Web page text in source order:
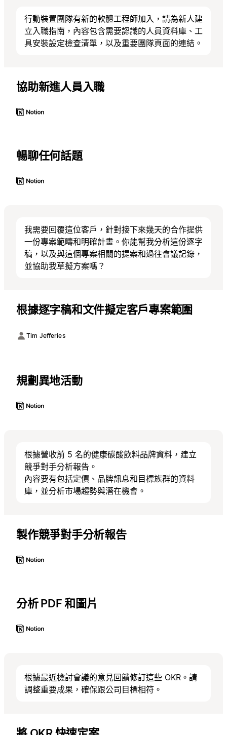
行動裝置團隊有新的軟體工程師加入，請為新人建
立入職指南，內容包含需要認識的人員資料庫、工
具安裝設定檢查清單，以及重要團隊頁面的連結。
協助新進人員入職
暢聊任何話題
我需要回覆這位客戶，針對接下來幾天的合作提供
一份專案範疇和明確計畫。你能幫我分析這份逐字
稿，以及與這個專案相關的提案和過往會議記錄，
並協助我草擬方案嗎？
根據逐字稿和文件擬定客戶專案範圍
Tim Jefferies
規劃異地活動
根據營收前 5 名的健康碳酸飲料品牌資料，建立
競爭對手分析報告。
內容要有包括定價、品牌訊息和目標族群的資料
庫，並分析市場趨勢與潛在機會。
製作競爭對手分析報告
分析 PDF 和圖片
根據最近檢討會議的意見回饋修訂這些 OKR。請
調整重要成果，確保跟公司目標相符。